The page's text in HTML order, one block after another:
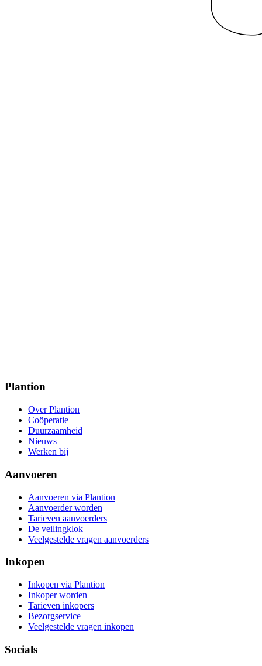
Plantion
Over Plantion
Coöperatie
Duurzaamheid
Nieuws
Werken bij
Aanvoeren
Aanvoeren via Plantion
Aanvoerder worden
Tarieven aanvoerders
De veilingklok
Veelgestelde vragen aanvoerders
Inkopen
Inkopen via Plantion
Inkoper worden
Tarieven inkopers
Bezorgservice
Veelgestelde vragen inkopen
Socials